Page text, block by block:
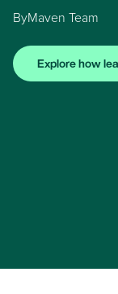
ByMaven Team
Explore how